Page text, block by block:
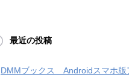
最近の投稿
DMMブックス Androidスマホ版